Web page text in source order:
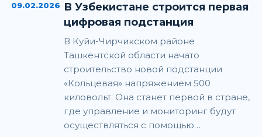
09.02.2026 В Узбекистане строится первая
цифровая подстанция
В Куйи-Чирчикском районе
Ташкентской области начато
строительство новой подстанции
«Кольцевая» напряжением 500
киловольт. Она станет первой в стране,
где управление и мониторинг будут
осуществляться с помощью…